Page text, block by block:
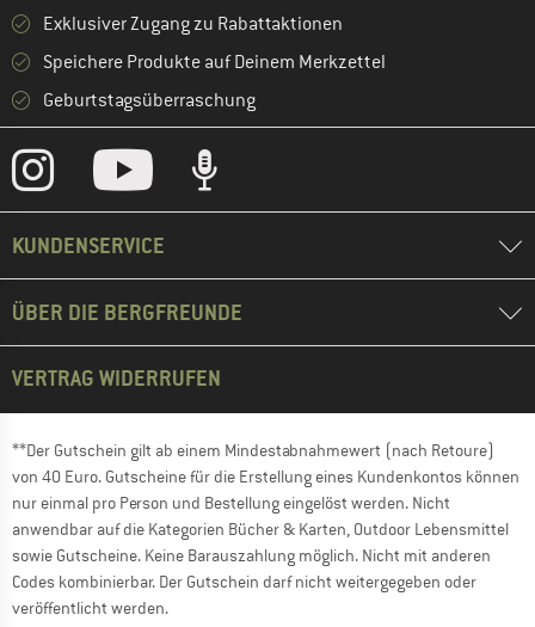
Exklusiver Zugang zu Rabattaktionen
Speichere Produkte auf Deinem Merkzettel
Geburtstagsüberraschung
KUNDENSERVICE
ÜBER DIE BERGFREUNDE
VERTRAG WIDERRUFEN
**Der Gutschein gilt ab einem Mindestabnahmewert (nach Retoure)
von 40 Euro. Gutscheine für die Erstellung eines Kundenkontos können
nur einmal pro Person und Bestellung eingelöst werden. Nicht
anwendbar auf die Kategorien Bücher & Karten, Outdoor Lebensmittel
sowie Gutscheine. Keine Barauszahlung möglich. Nicht mit anderen
Codes kombinierbar. Der Gutschein darf nicht weitergegeben oder
veröffentlicht werden.